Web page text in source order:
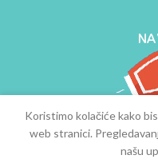
Koristimo kolačiće kako
web stranici.
našu